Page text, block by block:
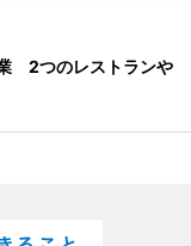
2つのレストランや